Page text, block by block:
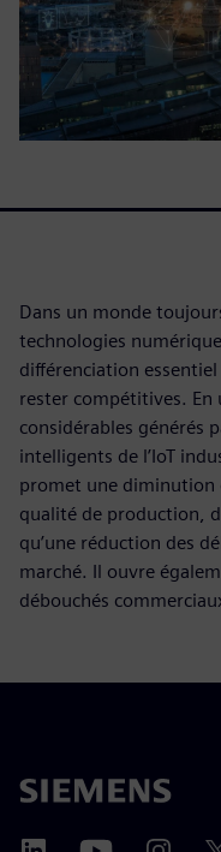
Dans un monde
technologies
différenciation
rester compétitives. En
considérables générés
intelligents de l’IoT
promet une diminution
qualité de production,
qu’une réduction des
marché. Il ouvre
débouchés